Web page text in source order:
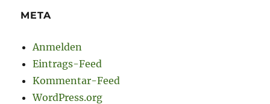
META
Anmelden
Eintrags-Feed
Kommentar-Feed
WordPress.org